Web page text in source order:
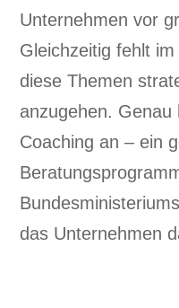
Unternehmen vor
Gleichzeitig fehlt
diese Themen
anzugehen.
Coaching an – ein
das Unternehmen